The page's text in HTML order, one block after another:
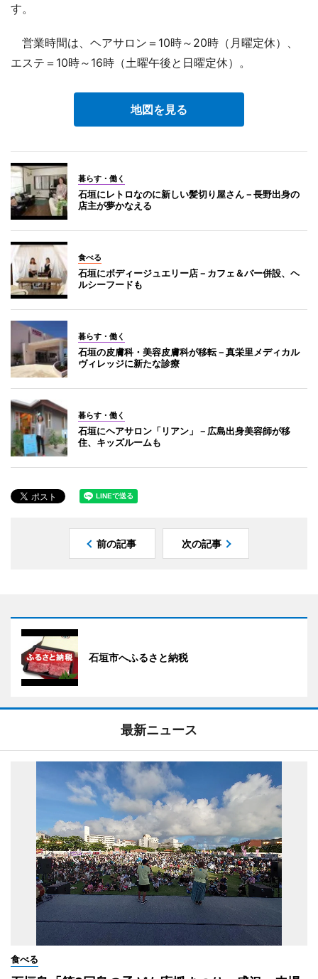
す。
営業時間は、ヘアサロン＝10時～20時（月曜定休）、
エステ＝10時～16時（土曜午後と日曜定休）。
地図を見る
暮らす・働く
石垣にレトロなのに新しい髪切り屋さん－長野出身の
店主が夢かなえる
食べる
石垣にボディージュエリー店－カフェ＆バー併設、ヘ
ルシーフードも
暮らす・働く
石垣の皮膚科・美容皮膚科が移転－真栄里メディカル
ヴィレッジに新たな診療
暮らす・働く
石垣にヘアサロン「リアン」－広島出身美容師が移
住、キッズルームも
前の記事 次の記事
石垣市へふるさと納税
最新ニュース
食べる